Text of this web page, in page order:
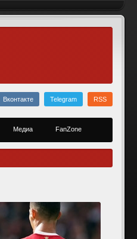
Вконтакте Telegram RSS
Медиа FanZone